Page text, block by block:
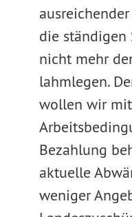
die ständigen
nicht mehr
lahmlegen.
wollen wir
Bezahlung
aktuelle
weniger